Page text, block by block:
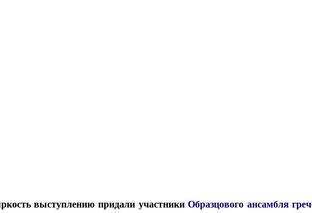
выступлению придали участникиОбразцового ансамбля